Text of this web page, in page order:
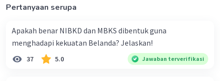
Pertanyaan serupa
Apakah benar NIBKD dan MBKS dibentuk guna
menghadapi kekuatan Belanda? Jelaskan!
37 5.0 Jawaban terverifikasi